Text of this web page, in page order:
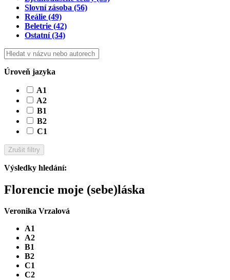
Slovní zásoba (56)
Reálie (49)
Beletrie (42)
Ostatní(34)
Úroveň jazyka
A1
A2
B1
B2
C1
Zrušit filtry
Výsledky hledání:
Florencie moje (sebe)láska
Veronika Vrzalová
A1
A2
B1
B2
C1
C2